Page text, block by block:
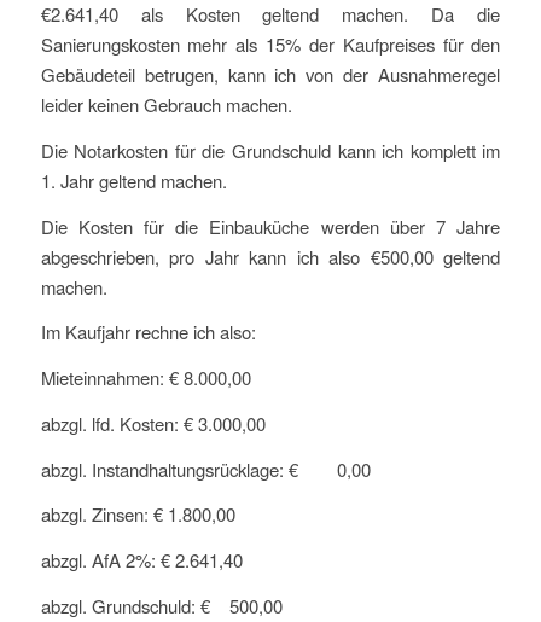
€2.641,40 als Kosten geltend machen. Da die
Sanierungskosten mehr als 15% der Kaufpreises für den
Gebäudeteil betrugen, kann ich von der Ausnahmeregel
leider keinen Gebrauch machen.
Die Notarkosten für die Grundschuld kann ich komplett im
1. Jahr geltend machen.
Die Kosten für die Einbauküche werden über 7 Jahre
abgeschrieben, pro Jahr kann ich also €500,00 geltend
machen.
Im Kaufjahr rechne ich also:
Mieteinnahmen: € 8.000,00
abzgl. lfd. Kosten: € 3.000,00
abzgl. Instandhaltungsrücklage: € 0,00
abzgl. Zinsen: € 1.800,00
abzgl. AfA 2%: € 2.641,40
abzgl. Grundschuld: € 500,00